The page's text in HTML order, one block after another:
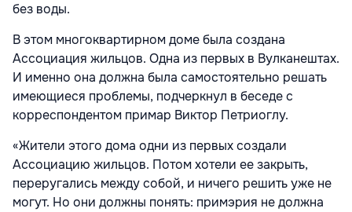
без воды.
В этом многоквартирном доме была создана
Ассоциация жильцов. Одна из первых в Вулканештах.
И именно она должна была самостоятельно решать
имеющиеся проблемы, подчеркнул в беседе с
корреспондентом примар Виктор Петриоглу.
«Жители этого дома одни из первых создали
Ассоциацию жильцов. Потом хотели ее закрыть,
переругались между собой, и ничего решить уже не
могут. Но они должны понять: примэрия не должна